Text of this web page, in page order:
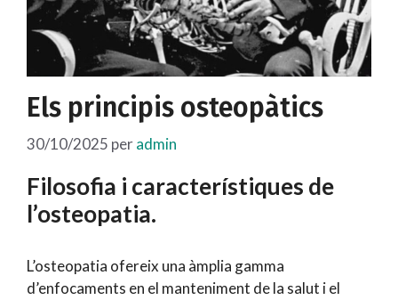
Els principis osteopàtics
30/10/2025 peradmin
Filosofia i característiques de
l’osteopatia.
L’osteopatia ofereix una àmplia gamma
d’enfocaments en el manteniment de la salut i el